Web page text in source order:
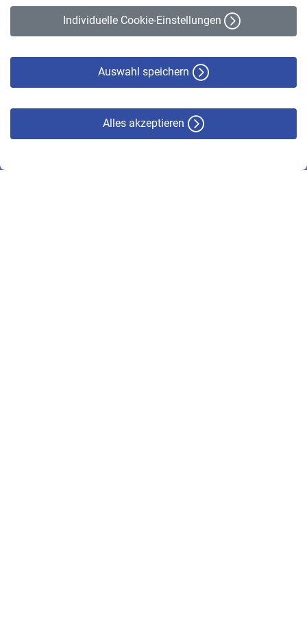
Individuelle Cookie-Einstellungen
Auswahl speichern
Alles akzeptieren
Erklärung zur Barrierefreiheit
© VBL 2026